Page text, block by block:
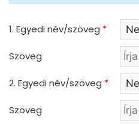
1. Egyedi név/szöveg *
Szöveg
2. Egyedi név/szöveg *
Szöveg